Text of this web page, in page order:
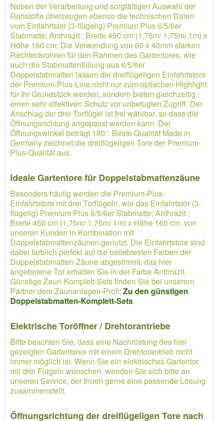
Neben der Verarbeitung und sorgfältigen Auswahl der
Rohstoffe überzeugen ebenso die technischen Daten
vom Einfahrtstor (3-flügelig) Premium Plus 6/5/6er
Stabmatte; Anthrazit ; Breite 450 cm (1,75m/ 1,75m/ 1m) x
Höhe 160 cm: Die Verwendung von 60 x 40mm starken
Rechteckrohren für den Rahmen des Gartentores, wie
auch die Stabmattenfüllung aus 6/5/6er
Doppelstabmatten lassen die dreiflügeligen Einfahrtstore
der Premium-Plus-Line nicht nur zum optischen Highlight
für Ihr Grundstück werden, sondern bieten gleichzeitig
einen sehr effektiven Schutz vor unbefugten Zugriff. Der
Anschlag der drei Torflügel ist frei wählbar, so dass die
Öffnungsrichtung angepasst werden kann. Der
Öffnungswinkel beträgt 180°. Beste Qualität Made in
Germany zeichnet die dreiflügeligen Tore der Premium-
Plus-Qualität aus.
Ideale Gartentore für Doppelstabmattenzäune
Besonders häufig werden die Premium-Plus-
Einfahrtstore mit drei Torflügeln, wie das Einfahrtstor (3-
flügelig) Premium Plus 6/5/6er Stabmatte; Anthrazit ;
Breite 450 cm (1,75m/ 1,75m/ 1m) x Höhe 160 cm, von
unseren Kunden in Kombination mit
Doppelstabmattenzäunen genutzt. Die Einfahrtstore sind
dabei farblich perfekt auf die beliebtesten Farben der
Doppelstabmatten-Zäune abgestimmt, das hier
angebotene Tor erhalten Sie in der Farbe Anthrazit.
Günstige Zaun-Komplett-Sets finden Sie bei unserem
Partner dem Zaunanlagen-Profi: Zu den günstigen
Doppelstabmatten-Komplett-Sets.
Elektrische Toröffner / Drehtorantriebe
Bitte beachten Sie, dass eine Nachrüstung des hier
gezeigten Gartentores mit einem Drehtorantrieb nicht
immer möglich ist. Wenn Sie ein elektrisches Gartentor
mit drei Flügeln wünschen, wenden Sie sich bitte an
unseren Service, der Ihnen gerne eine passende Lösung
zusammenstellt.
Öffnungsrichtung der dreiflügeligen Tore nach